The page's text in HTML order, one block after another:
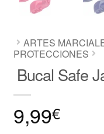
ARTES
PROTECCIONES
Bucal Safe
9,99€